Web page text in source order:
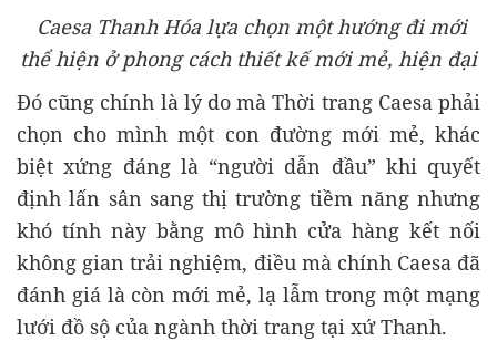
Caesa Thanh Hóa lựa chọn một hướng đi mới
thể hiện ở phong cách thiết kế mới mẻ, hiện đại
Đó cũng chính là lý do mà Thời trang Caesa phải
chọn cho mình một con đường mới mẻ, khác
biệt xứng đáng là “người dẫn đầu” khi quyết
định lấn sân sang thị trường tiềm năng nhưng
khó tính này bằng mô hình cửa hàng kết nối
không gian trải nghiệm, điều mà chính Caesa đã
đánh giá là còn mới mẻ, lạ lẫm trong một mạng
lưới đồ sộ của ngành thời trang tại xứ Thanh.